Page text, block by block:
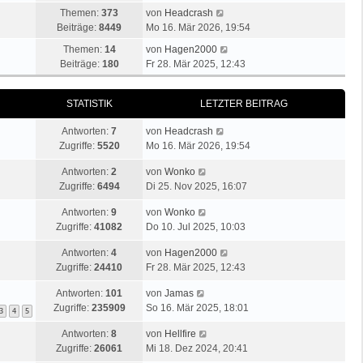
e
s
t
e
r
B
e
i
t
r
g
Themen: 373
Beiträge: 8449
von Headcrash
e
e
s
e
e
r
Mo 16. Mär 2026, 19:54
Themen: 14
Beiträge: 180
von Hagen2000
e
u
e
s
t
r
e
r
Fr 28. Mär 2025, 12:43
STATISTIK LETZTER BEITRAG
Antworten: 7
Zugriffe: 5520
von Headcrash
Mo 16. Mär 2026, 19:54
Antworten: 2
Zugriffe: 6494
von Wonko
Di 25. Nov 2025, 16:07
Antworten: 9
Zugriffe: 41082
von Wonko
Do 10. Jul 2025, 10:03
Antworten: 4
Zugriffe: 24410
von Hagen2000
Fr 28. Mär 2025, 12:43
3 4 5
Antworten: 101
Zugriffe: 235909
von Jamas
So 16. Mär 2025, 18:01
Antworten: 8
Zugriffe: 26061
von Hellfire
Mi 18. Dez 2024, 20:41